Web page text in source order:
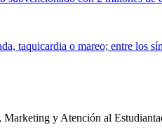
taquicardia o mareo; entre los
Marketing y Atención al